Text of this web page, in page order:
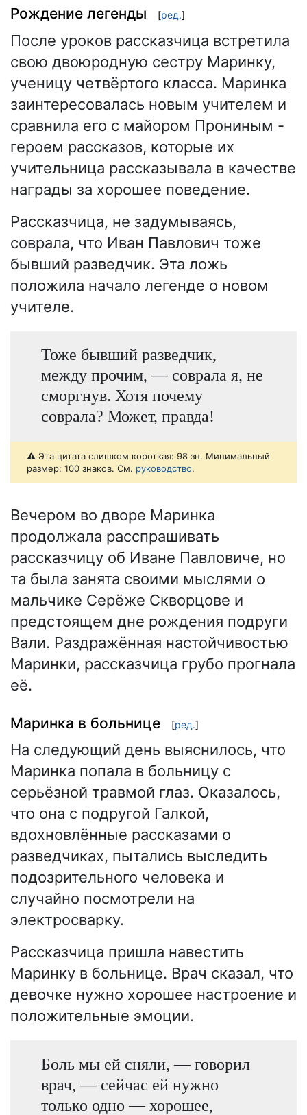
Рождение легенды [ред.]
После уроков рассказчица встретила
свою двоюродную сестру Маринку,
ученицу четвёртого класса. Маринка
заинтересовалась новым учителем и
сравнила его с майором Прониным -
героем рассказов, которые их
учительница рассказывала в качестве
награды за хорошее поведение.
Рассказчица, не задумываясь,
соврала, что Иван Павлович тоже
бывший разведчик. Эта ложь
положила начало легенде о новом
учителе.
Тоже бывший разведчик,
между прочим, — соврала я, не
сморгнув. Хотя почему
соврала? Может, правда!
⚠️ Эта цитата слишком короткая: 98 зн. Минимальный
размер: 100 знаков. См. руководство.
Вечером во дворе Маринка
продолжала расспрашивать
рассказчицу об Иване Павловиче, но
та была занята своими мыслями о
мальчике Серёже Скворцове и
предстоящем дне рождения подруги
Вали. Раздражённая настойчивостью
Маринки, рассказчица грубо прогнала
её.
Маринка в больнице [ред.]
На следующий день выяснилось, что
Маринка попала в больницу с
серьёзной травмой глаз. Оказалось,
что она с подругой Галкой,
вдохновлённые рассказами о
разведчиках, пытались выследить
подозрительного человека и
случайно посмотрели на
электросварку.
Рассказчица пришла навестить
Маринку в больнице. Врач сказал, что
девочке нужно хорошее настроение и
положительные эмоции.
Боль мы ей сняли, — говорил
врач, — сейчас ей нужно
только одно — хорошее,